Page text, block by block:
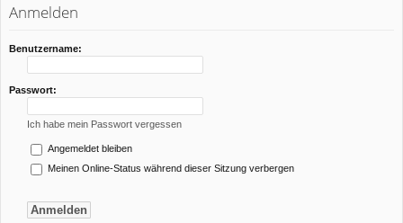
Anmelden
Benutzername:
Passwort:
Ich habe mein Passwort vergessen
Angemeldet bleiben
Meinen Online-Status während dieser Sitzung verbergen